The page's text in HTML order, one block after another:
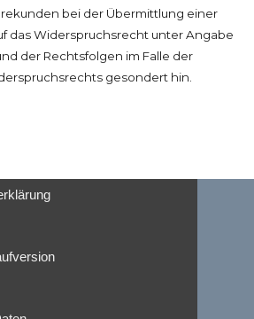
bei der Übermittlung einer
das Widerspruchsrecht unter Angabe
der Rechtsfolgen im Falle der
gesondert hin.